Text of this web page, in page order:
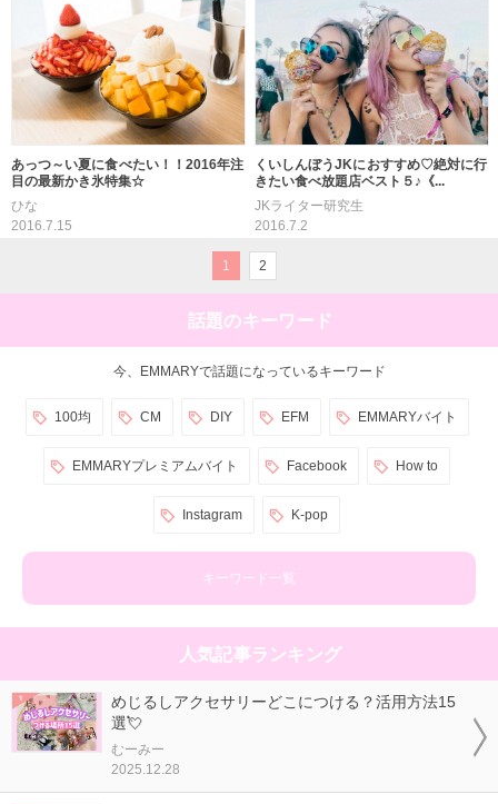
あっつ～い夏に食べたい！！2016年注
目の最新かき氷特集☆
ひな
2016.7.15
くいしんぼうJKにおすすめ♡絶対に行
きたい食べ放題店ベスト５♪《...
JKライター研究生
2016.7.2
1 2
話題のキーワード
今、EMMARYで話題になっているキーワード
100均 CM DIY EFM EMMARYバイト
EMMARYプレミアムバイト Facebook How to
Instagram K-pop
キーワード一覧
人気記事ランキング
めじるしアクセサリーどこにつける？活用方法15
選💘
むーみー
2025.12.28